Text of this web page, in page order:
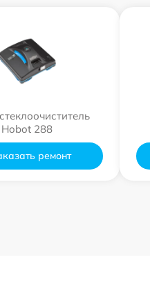
Hobot 288
ремонт